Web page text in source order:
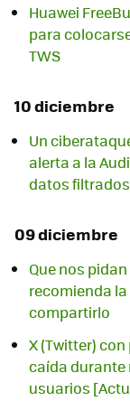
Huawei
para
TWS
10 diciembre
Un
alerta a la
datos filtrados
09 diciembre
Que nos
recomienda
compartirlo
X (Twitter)
caída durante
usuarios